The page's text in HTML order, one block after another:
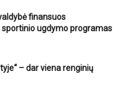
finansuos
ugdymo programas
– dar viena renginių